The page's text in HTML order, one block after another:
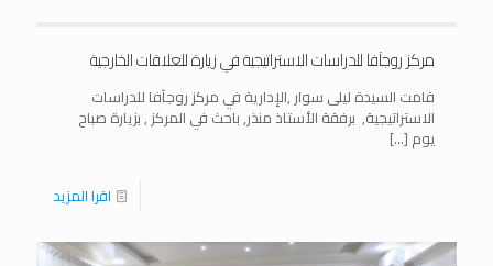
مركز روجآفا للدراسات الاستراتيجية في زيارة للعلاقات الخارجية
قامت السيدة ليلى سوار ,الإدارية في مركز روجآفا للدراسات
الاستراتيجية, برفقة الأستاذ منذر, باحث في المركز , بزيارة صباح
يوم […]
اقرا المزيد